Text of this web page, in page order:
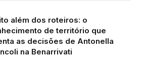
além dos roteiros: o
de território que
as decisões de Antonella
na Benarrivati